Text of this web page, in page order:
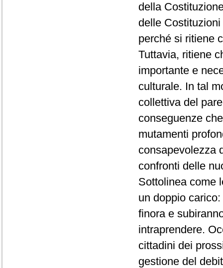
della
delle
perché si ritiene
Tuttavia, ritiene
importante e
culturale. In tal
collettiva del
conseguenze
mutamenti
consapevolezza
confronti delle
Sottolinea come
un doppio
finora e
intraprendere.
cittadini dei
gestione del